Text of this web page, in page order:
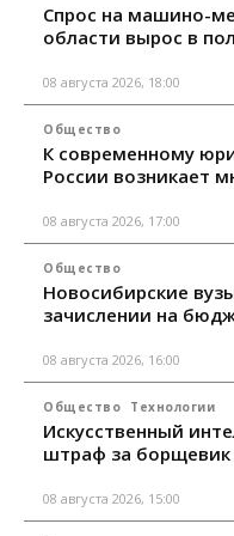
Спрос на машино-
области вырос в
08 августа 2026, 18:00
Общество
К современному
России возникает
08 августа 2026, 17:00
Общество
Новосибирские
зачислении на
08 августа 2026, 16:00
Общество Технологии
Искусственный
штраф за борщевик
08 августа 2026, 15:00